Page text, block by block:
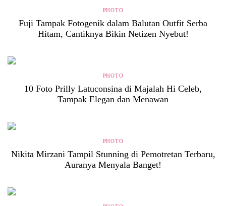
PHOTO
Fuji Tampak Fotogenik dalam Balutan Outfit Serba
Hitam, Cantiknya Bikin Netizen Nyebut!
PHOTO
10 Foto Prilly Latuconsina di Majalah Hi Celeb,
Tampak Elegan dan Menawan
PHOTO
Nikita Mirzani Tampil Stunning di Pemotretan Terbaru,
Auranya Menyala Banget!